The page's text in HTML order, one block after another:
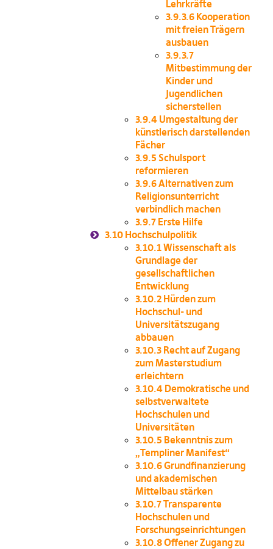
Lehrkräfte
3.9.3.6 Kooperation
mit freien Trägern
ausbauen
3.9.3.7
Mitbestimmung der
Kinder und
Jugendlichen
sicherstellen
3.9.4 Umgestaltung der
künstlerisch darstellenden
Fächer
3.9.5 Schulsport
reformieren
3.9.6Alternativen zum
Religionsunterricht
verbindlich machen
3.9.7 Erste Hilfe
3.10 Hochschulpolitik
3.10.1Wissenschaft als
Grundlage der
gesellschaftlichen
Entwicklung
3.10.2 Hürden zum
Hochschul- und
Universitätszugang
abbauen
3.10.3 Recht auf Zugang
zum Masterstudium
erleichtern
3.10.4 Demokratische und
selbstverwaltete
Hochschulen und
Universitäten
3.10.5 Bekenntnis zum
„Templiner Manifest“
3.10.6Grundfinanzierung
und akademischen
Mittelbau stärken
3.10.7Transparente
Hochschulen und
Forschungseinrichtungen
3.10.8Offener Zugang zu